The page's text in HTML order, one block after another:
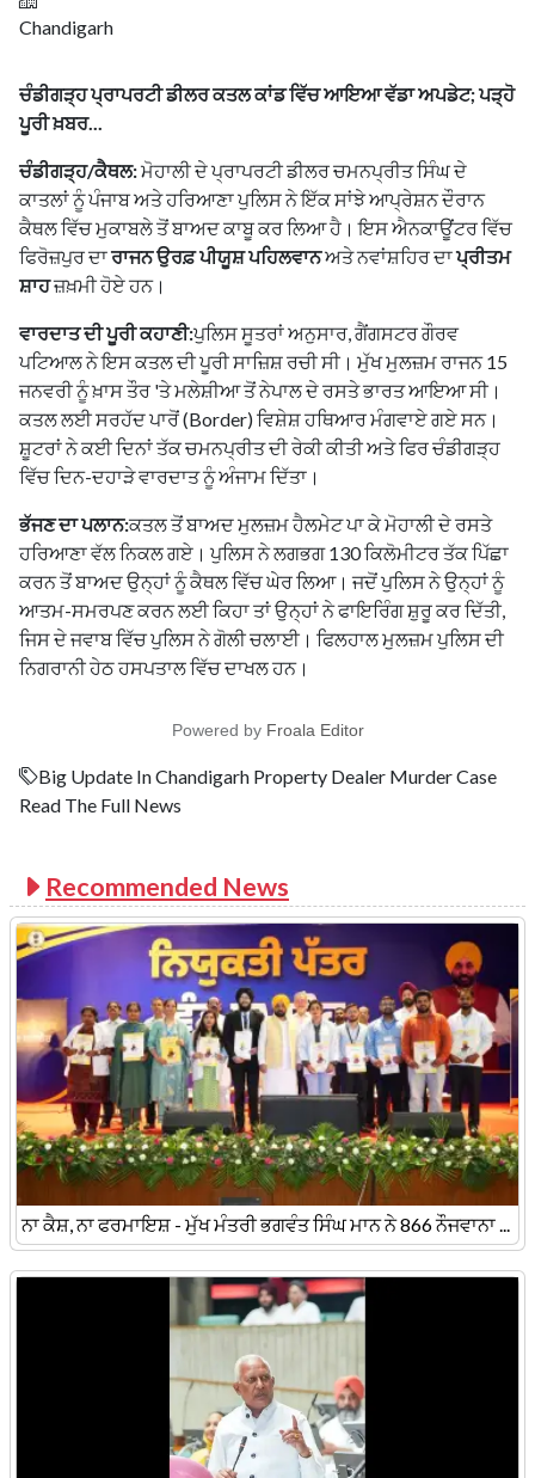
e
b
k
p
Chandigarh
ਚੰਡੀਗੜ੍ਹ ਪ੍ਰਾਪਰਟੀ ਡੀਲਰ ਕਤਲ ਕਾਂਡ ਵਿੱਚ ਆਇਆ ਵੱਡਾ ਅਪਡੇਟ; ਪੜ੍ਹੋ
ਪੂਰੀ ਖ਼ਬਰ...
ਚੰਡੀਗੜ੍ਹ/ਕੈਥਲ:ਮੋਹਾਲੀ ਦੇ ਪ੍ਰਾਪਰਟੀ ਡੀਲਰ ਚਮਨਪ੍ਰੀਤ ਸਿੰਘ ਦੇ
ਕਾਤਲਾਂ ਨੂੰ ਪੰਜਾਬ ਅਤੇ ਹਰਿਆਣਾ ਪੁਲਿਸ ਨੇ ਇੱਕ ਸਾਂਝੇ ਆਪ੍ਰੇਸ਼ਨ ਦੌਰਾਨ
ਕੈਥਲ ਵਿੱਚ ਮੁਕਾਬਲੇ ਤੋਂ ਬਾਅਦ ਕਾਬੂ ਕਰ ਲਿਆ ਹੈ। ਇਸ ਐਨਕਾਊਂਟਰ ਵਿੱਚ
ਫਿਰੋਜ਼ਪੁਰ ਦਾਰਾਜਨ ਉਰਫ਼ ਪੀਯੂਸ਼ ਪਹਿਲਵਾਨਅਤੇ ਨਵਾਂਸ਼ਹਿਰ ਦਾਪ੍ਰੀਤਮ
ਸ਼ਾਹਜ਼ਖ਼ਮੀ ਹੋਏ ਹਨ।
ਵਾਰਦਾਤ ਦੀ ਪੂਰੀ ਕਹਾਣੀ:ਪੁਲਿਸ ਸੂਤਰਾਂ ਅਨੁਸਾਰ, ਗੈਂਗਸਟਰ ਗੌਰਵ
ਪਟਿਆਲ ਨੇ ਇਸ ਕਤਲ ਦੀ ਪੂਰੀ ਸਾਜ਼ਿਸ਼ ਰਚੀ ਸੀ। ਮੁੱਖ ਮੁਲਜ਼ਮ ਰਾਜਨ 15
ਜਨਵਰੀ ਨੂੰ ਖ਼ਾਸ ਤੌਰ 'ਤੇ ਮਲੇਸ਼ੀਆ ਤੋਂ ਨੇਪਾਲ ਦੇ ਰਸਤੇ ਭਾਰਤ ਆਇਆ ਸੀ।
ਕਤਲ ਲਈ ਸਰਹੱਦ ਪਾਰੋਂ (Border) ਵਿਸ਼ੇਸ਼ ਹਥਿਆਰ ਮੰਗਵਾਏ ਗਏ ਸਨ।
ਸ਼ੂਟਰਾਂ ਨੇ ਕਈ ਦਿਨਾਂ ਤੱਕ ਚਮਨਪ੍ਰੀਤ ਦੀ ਰੇਕੀ ਕੀਤੀ ਅਤੇ ਫਿਰ ਚੰਡੀਗੜ੍ਹ
ਵਿੱਚ ਦਿਨ-ਦਹਾੜੇ ਵਾਰਦਾਤ ਨੂੰ ਅੰਜਾਮ ਦਿੱਤਾ।
ਭੱਜਣ ਦਾ ਪਲਾਨ:ਕਤਲ ਤੋਂ ਬਾਅਦ ਮੁਲਜ਼ਮ ਹੈਲਮੇਟ ਪਾ ਕੇ ਮੋਹਾਲੀ ਦੇ ਰਸਤੇ
ਹਰਿਆਣਾ ਵੱਲ ਨਿਕਲ ਗਏ। ਪੁਲਿਸ ਨੇ ਲਗਭਗ 130 ਕਿਲੋਮੀਟਰ ਤੱਕ ਪਿੱਛਾ
ਕਰਨ ਤੋਂ ਬਾਅਦ ਉਨ੍ਹਾਂ ਨੂੰ ਕੈਥਲ ਵਿੱਚ ਘੇਰ ਲਿਆ। ਜਦੋਂ ਪੁਲਿਸ ਨੇ ਉਨ੍ਹਾਂ ਨੂੰ
ਆਤਮ-ਸਮਰਪਣ ਕਰਨ ਲਈ ਕਿਹਾ ਤਾਂ ਉਨ੍ਹਾਂ ਨੇ ਫਾਇਰਿੰਗ ਸ਼ੁਰੂ ਕਰ ਦਿੱਤੀ,
ਜਿਸ ਦੇ ਜਵਾਬ ਵਿੱਚ ਪੁਲਿਸ ਨੇ ਗੋਲੀ ਚਲਾਈ। ਫਿਲਹਾਲ ਮੁਲਜ਼ਮ ਪੁਲਿਸ ਦੀ
ਨਿਗਰਾਨੀ ਹੇਠ ਹਸਪਤਾਲ ਵਿੱਚ ਦਾਖਲ ਹਨ।
Powered by Froala Editor
Big Update In Chandigarh Property Dealer Murder Case
Read The Full News
Recommended News
ਨਾ ਕੈਸ਼, ਨਾ ਫਰਮਾਇਸ਼ - ਮੁੱਖ ਮੰਤਰੀ ਭਗਵੰਤ ਸਿੰਘ ਮਾਨ ਨੇ 866 ਨੌਜਵਾਨਾ ...